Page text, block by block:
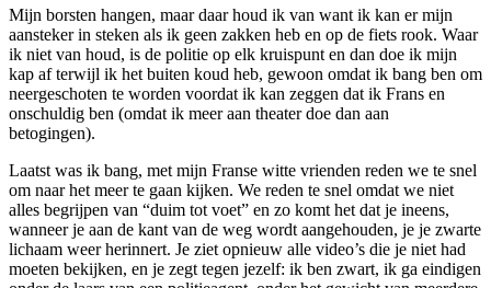
Mijn borsten hangen, maar daar houd ik van want ik kan er mijn
aansteker in steken als ik geen zakken heb en op de fiets rook. Waar
ik niet van houd, is de politie op elk kruispunt en dan doe ik mijn
kap af terwijl ik het buiten koud heb, gewoon omdat ik bang ben om
neergeschoten te worden voordat ik kan zeggen dat ik Frans en
onschuldig ben (omdat ik meer aan theater doe dan aan
betogingen).
Laatst was ik bang, met mijn Franse witte vrienden reden we te snel
om naar het meer te gaan kijken. We reden te snel omdat we niet
alles begrijpen van “duim tot voet” en zo komt het dat je ineens,
wanneer je aan de kant van de weg wordt aangehouden, je je zwarte
lichaam weer herinnert. Je ziet opnieuw alle video’s die je niet had
moeten bekijken, en je zegt tegen jezelf: ik ben zwart, ik ga eindigen